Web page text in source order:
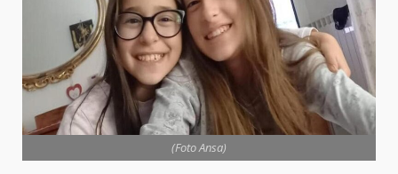
(Foto Ansa)